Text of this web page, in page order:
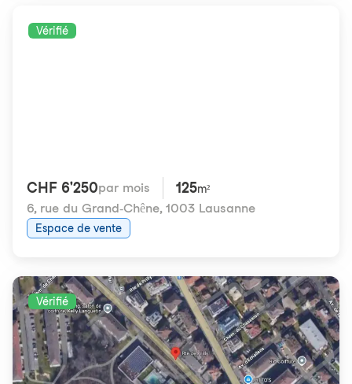
Vérifié
CHF 6'250par mois 125m²
6, rue du Grand-Chêne, 1003 Lausanne
Espace de vente
Vérifié